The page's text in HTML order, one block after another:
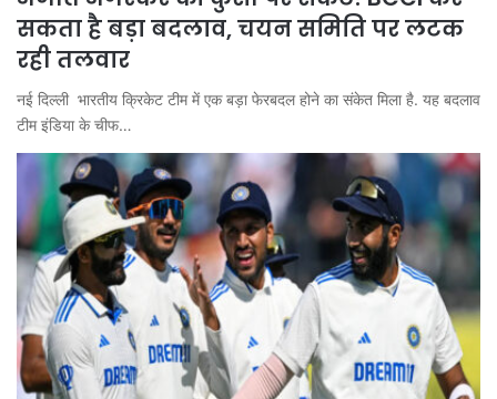
सकता है बड़ा बदलाव, चयन समिति पर लटक
रही तलवार
नई दिल्ली भारतीय क्रिकेट टीम में एक बड़ा फेरबदल होने का संकेत मिला है. यह बदलाव
टीम इंडिया के चीफ…